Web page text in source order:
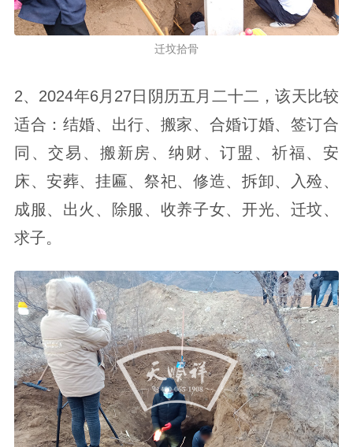
迁坟拾骨
2、2024年6月27日阴历五月二十二，该天比较
适合：结婚、出行、搬家、合婚订婚、签订合
同、交易、搬新房、纳财、订盟、祈福、安
床、安葬、挂匾、祭祀、修造、拆卸、入殓、
成服、出火、除服、收养子女、开光、迁坟、
求子。